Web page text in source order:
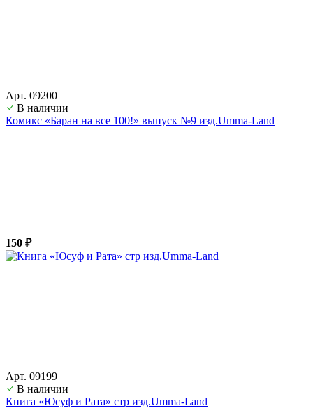
Арт. 09200
В наличии
Комикс «Баран на все 100!» выпуск №9 изд.Umma-Land
150 ₽
Арт. 09199
В наличии
Книга «Юсуф и Рата» стр изд.Umma-Land